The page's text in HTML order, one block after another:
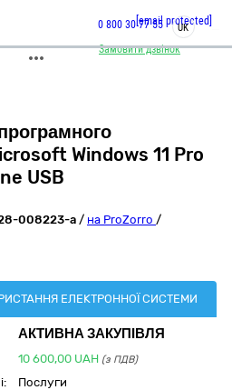
Замовити дзвінок
0 800 30 77 55[email protected]
UK
Windows 11 Pro
USB
008223-a/ на ProZorro /
ЕЛЕКТРОННОЇ СИСТЕМИ
АКТИВНА ЗАКУПІВЛЯ
10 600,00 UAH (з ПДВ)
Послуги